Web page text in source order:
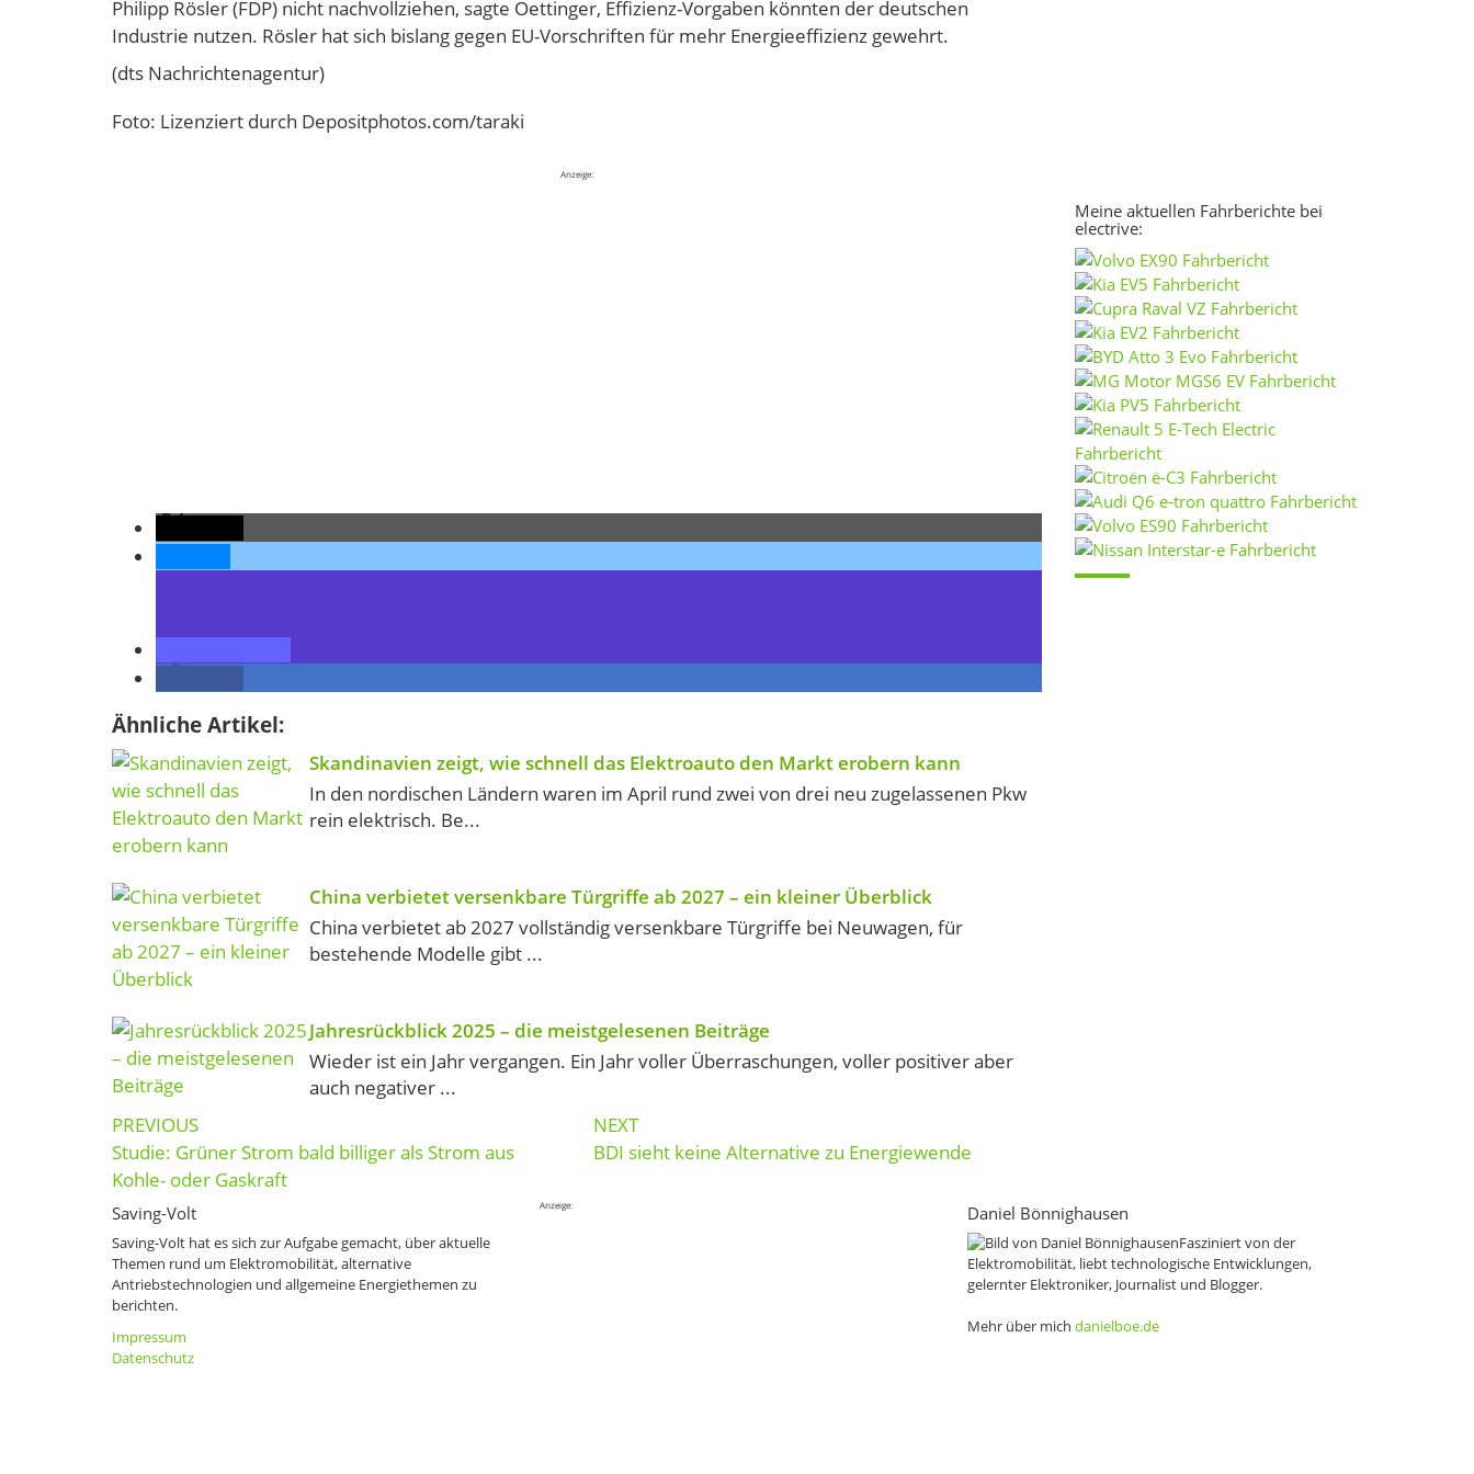
Philipp Rösler (FDP) nicht nachvollziehen, sagte Oettinger, Effizienz-Vorgaben könnten der deutschen
Industrie nutzen. Rösler hat sich bislang gegen EU-Vorschriften für mehr Energieeffizienz gewehrt.
(dts Nachrichtenagentur)
Foto: Lizenziert durch Depositphotos.com/taraki
Anzeige:
Ähnliche Artikel:
Skandinavien zeigt, wie schnell das Elektroauto den Markt erobern kann
In den nordischen Ländern waren im April rund zwei von drei neu zugelassenen Pkw
rein elektrisch. Be...
China verbietet versenkbare Türgriffe ab 2027 – ein kleiner Überblick
China verbietet ab 2027 vollständig versenkbare Türgriffe bei Neuwagen, für
bestehende Modelle gibt ...
Jahresrückblick 2025 – die meistgelesenen Beiträge
Wieder ist ein Jahr vergangen. Ein Jahr voller Überraschungen, voller positiver aber
auch negativer ...
Post
navigation
PREVIOUS
Studie: Grüner Strom bald billiger als Strom aus
Kohle- oder Gaskraft
NEXT
BDI sieht keine Alternative zu Energiewende
Meine aktuellen Fahrberichte bei
electrive:
Saving-Volt
Saving-Volt hat es sich zur Aufgabe gemacht, über aktuelle
Themen rund um Elektromobilität, alternative
Antriebstechnologien und allgemeine Energiethemen zu
berichten.
Impressum
Datenschutz
Anzeige: Daniel Bönnighausen
Fasziniert von der
Elektromobilität, liebt technologische Entwicklungen,
gelernter Elektroniker, Journalist und Blogger.
Mehr über mich danielboe.de